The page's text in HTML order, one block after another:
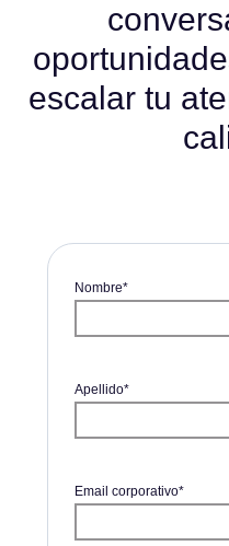
escalar tu
Nombre*
Apellido*
Email corporativo*